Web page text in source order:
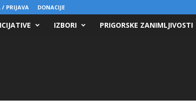
/ PRIJAVA DONACIJE
IZBORI PRIGORSKE ZANIMLJIVOSTI